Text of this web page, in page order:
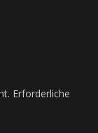
Erforderliche